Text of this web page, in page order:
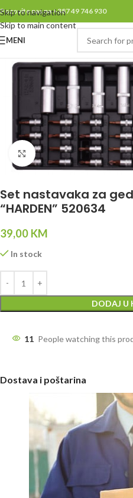
Skip to navigation
Skip to main content
Pozovite nas na +387 49 746 930
MENI
Click to enlarge
Set nastavaka za
“HARDEN” 520634
39,00 KM
In stock
DODAJ U
11 People watching this
Dostava i poštarina